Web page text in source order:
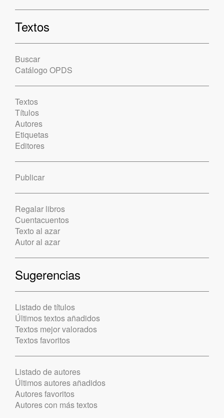
Textos
Buscar
Catálogo OPDS
Textos
Títulos
Autores
Etiquetas
Editores
Publicar
Regalar libros
Cuentacuentos
Texto al azar
Autor al azar
Sugerencias
Listado de títulos
Últimos textos añadidos
Textos mejor valorados
Textos favoritos
Listado de autores
Últimos autores añadidos
Autores favoritos
Autores con más textos